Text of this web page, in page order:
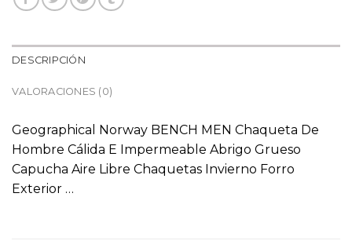
DESCRIPCIÓN
VALORACIONES (0)
Geographical Norway BENCH MEN Chaqueta De
Hombre Cálida E Impermeable Abrigo Grueso
Capucha Aire Libre Chaquetas Invierno Forro
Exterior …